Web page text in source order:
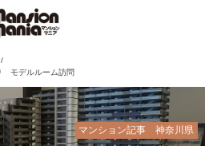
モデルルーム訪問
マンション記事 神奈川県